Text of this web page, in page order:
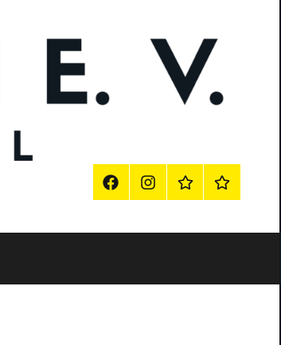
FB InstagramImpressum